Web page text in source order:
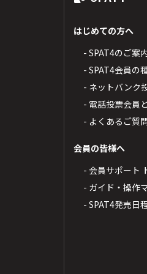
はじめての方へ
- SPAT4のご案
- SPAT4会員の
- ネットバンク
- 電話投票会員
- よくあるご質
会員の皆様へ
- 会員サポート
- ガイド・操作
- SPAT4発売日